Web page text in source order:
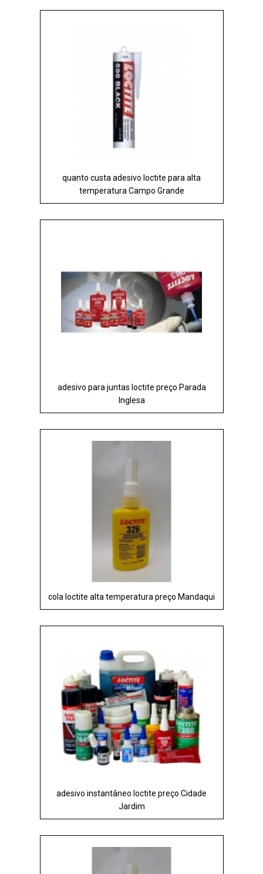
quanto custa adesivo loctite para alta
temperatura Campo Grande
adesivo para juntas loctite preço Parada
Inglesa
cola loctite alta temperatura preço Mandaqui
adesivo instantâneo loctite preço Cidade
Jardim